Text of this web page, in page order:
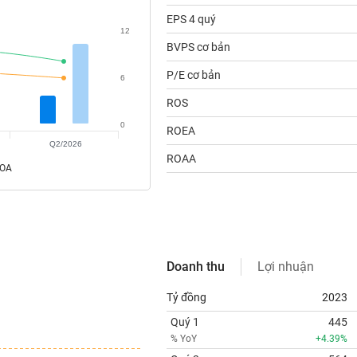
0
6
12
Q2/2026
EPS 4 quý
BVPS cơ bản
P/E cơ bản
ROS
ROEA
ROAA
Doanh thu Lợi nhuận
Tỷ đồng 2023
Quý 1
% YoY
445
+4.39%